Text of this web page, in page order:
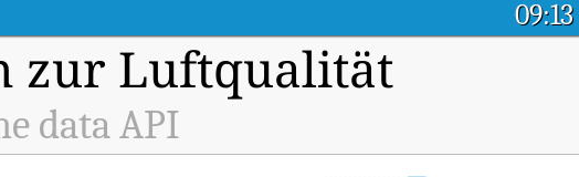
09:13
zur Luftqualität
data API